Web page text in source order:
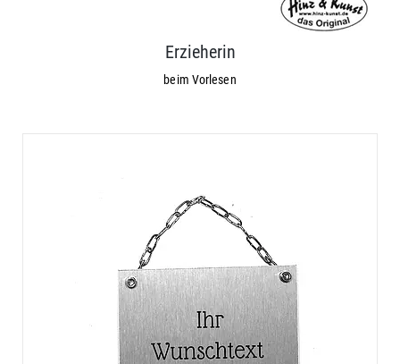
Erzieherin
beim Vorlesen